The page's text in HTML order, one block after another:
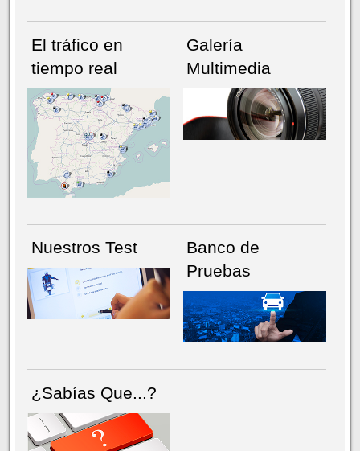
NÚMERO ACTUALHEMEROTECA
El tráfico en
tiempo real
Galería
Multimedia
Nuestros Test
Banco de
Pruebas
¿Sabías Que...?